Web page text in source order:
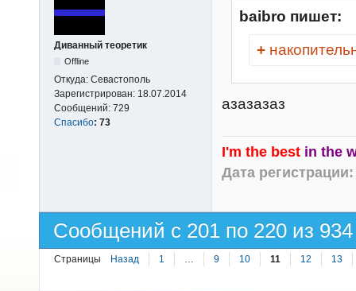
Диванный теоретик
Offline
Откуда: Севастополь
Зарегистрирован: 18.07.2014
Сообщений: 729
Спасибо: 73
baibro пишет:
+
азазазаз
I'm the best in the
Дата
Сообщений с 201 по 220 из 934
Страницы Назад 1 … 9 10 11 12 13